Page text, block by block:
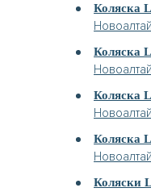
Коляска
Коляска
Коляска
Коляска
Коляски